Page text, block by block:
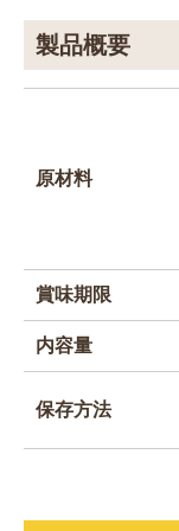
製品概要
原材料
賞味期限
内容量
保存方法